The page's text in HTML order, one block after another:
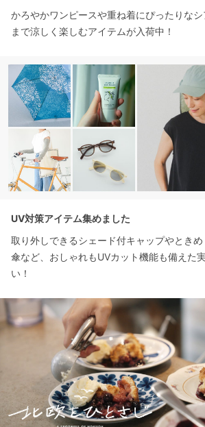
かろやかワンピースや重ね着にぴったりな
まで涼しく楽しむアイテムが入荷中！
UV対策アイテム集めました
取り外しできるシェード付キャップやとき
傘など、おしゃれもUVカット機能も備えた
い！